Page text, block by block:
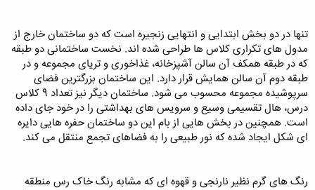
تنها در دو بخش ابتدایی و انتهایی زنجیره است که دو ساختمان خارج از
مدول های تکراری کلاس ها طراحی شده اند. نخست ساختمانی دو طبقه
که در طبقه همکف آن سالن آشپزخانه، غذاخوری و تریای مجموعه و در
طبقه دوم آن سالن همایش قرار دارد. این ساختمان بزرگترین فضای
سرپوشیده مجموعه محسوب می شود. ساختمان دیگر نیز تعداد 9 کلاس
درس، هال تقسیمی وسیع و سرویس های بهداشتی را در خود جای داده
است. همچنین در بخش هایی از بام این دو ساختمان حفره هایی دایره
ای شکل ایجاد شده که نور طبیعی را به فضاهای تجمع منتقل می کند.
رنگ های گرم نظیر نارنجی و قهوه ای که مشابه رنگ خاک رس منطقه